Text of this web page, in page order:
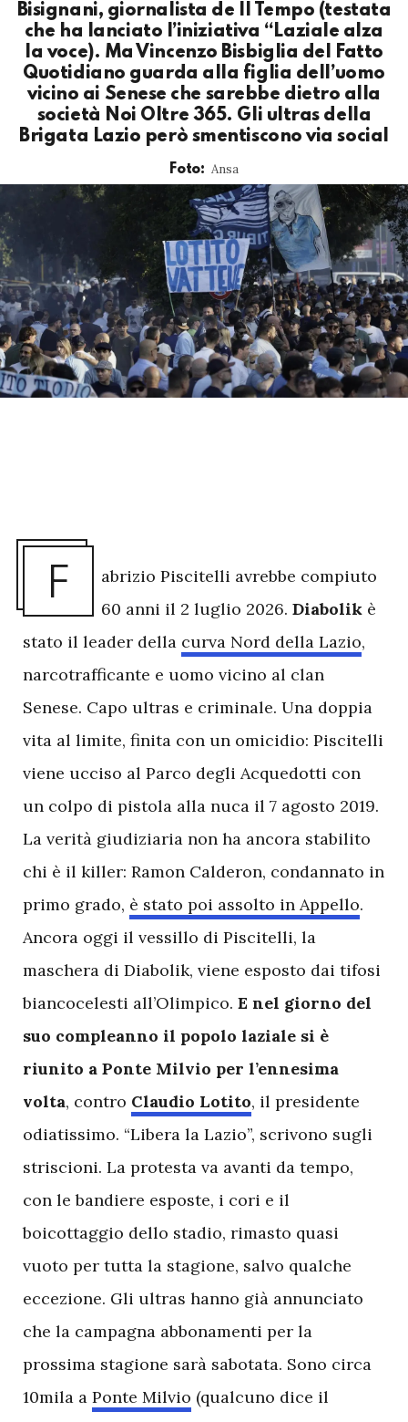
Bisignani, giornalista de Il Tempo (testata
che ha lanciato l’iniziativa “Laziale alza
la voce). Ma Vincenzo Bisbiglia del Fatto
Quotidiano guarda alla figlia dell’uomo
vicino ai Senese che sarebbe dietro alla
società Noi Oltre 365. Gli ultras della
Brigata Lazio però smentiscono via social
Foto: Ansa
F
abrizio Piscitelli avrebbe compiuto
60 anni il 2 luglio 2026. Diabolik è
stato il leader della curva Nord della Lazio,
narcotrafficante e uomo vicino al clan
Senese. Capo ultras e criminale. Una doppia
vita al limite, finita con un omicidio: Piscitelli
viene ucciso al Parco degli Acquedotti con
un colpo di pistola alla nuca il 7 agosto 2019.
La verità giudiziaria non ha ancora stabilito
chi è il killer: Ramon Calderon, condannato in
primo grado, è stato poi assolto in Appello.
Ancora oggi il vessillo di Piscitelli, la
maschera di Diabolik, viene esposto dai tifosi
biancocelesti all’Olimpico. E nel giorno del
suo compleanno il popolo laziale si è
riunito a Ponte Milvio per l’ennesima
volta, contro Claudio Lotito, il presidente
odiatissimo. “Libera la Lazio”, scrivono sugli
striscioni. La protesta va avanti da tempo,
con le bandiere esposte, i cori e il
boicottaggio dello stadio, rimasto quasi
vuoto per tutta la stagione, salvo qualche
eccezione. Gli ultras hanno già annunciato
che la campagna abbonamenti per la
prossima stagione sarà sabotata. Sono circa
10mila a Ponte Milvio (qualcuno dice il